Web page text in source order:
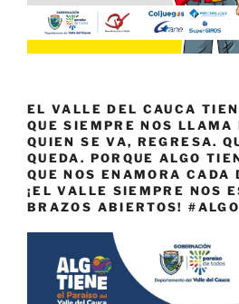
EL VALLE DEL CAUCA
QUE SIEMPRE NOS LLAMA
QUIEN SE VA, REGRESA.
QUEDA. PORQUE ALGO
QUE NOS ENAMORA
¡EL VALLE SIEMPRE NOS
BRAZOS ABIERTOS!